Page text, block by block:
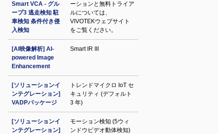
Smart VCA - グル
ープ3 逃走検知 駐
車検知 条件付き侵
入検知
ーションと無料トライア
ルについては、
VIVOTEKウェブサイト
をご覧ください。
[AI映像解析] AI-
powered Image
Enhancement
Smart IR III
[ソリューションイ
ンテグレーション]
VADPパッケージ
トレンドマイクロ IoT セ
キュリティ (デフォルト
3 年)
[ソリューションイ
ンテグレーション]
モーション検知 (5ウィ
ンドウビデオ動体検知)